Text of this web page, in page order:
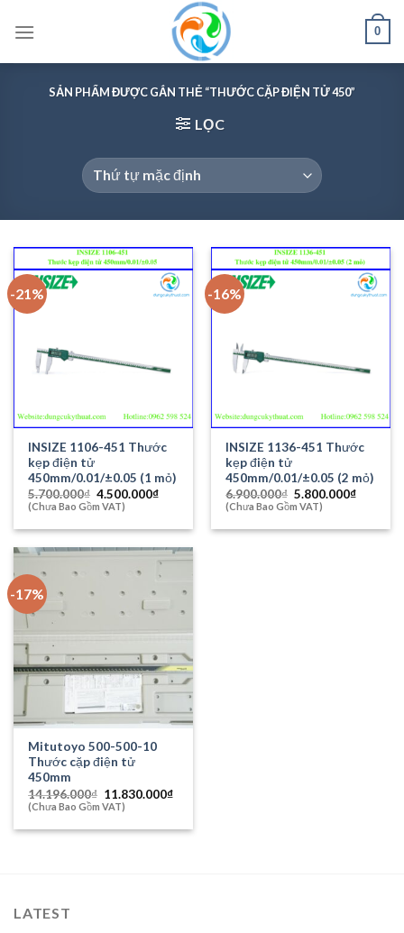
0
SẢN PHẨM ĐƯỢC GẮN THẺ “THƯỚC CẶP ĐIỆN TỬ 450”
LỌC
-21%
INSIZE 1106-451 Thước
kẹp điện tử
450mm/0.01/±0.05 (1 mỏ)
5.700.000₫ Giá
gốc
5.700.000₫.
4.500.000₫Giá
là:
(Chưa Bao Gồm VAT)
-16%
INSIZE 1136-451 Thước
kẹp điện tử
450mm/0.01/±0.05 (2 mỏ)
6.900.000₫ Giá
gốc
6.900.000₫.
5.800.000₫Giá
là:
(Chưa Bao Gồm VAT)
-17%
Mitutoyo 500-500-10
Thước cặp điện tử
450mm
14.196.000₫ Giá
gốc
14.196.000₫.
11.830.000₫Giá
là:
(Chưa Bao Gồm VAT)
LATEST